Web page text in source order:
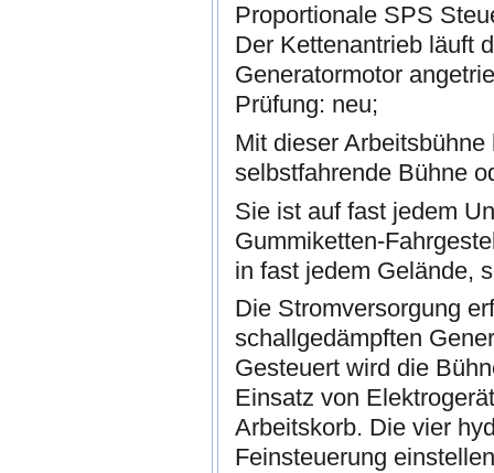
Proportionale SPS
Der Kettenantrieb läuft
Generatormotor
Prüfung: neu;
Mit dieser
selbstfahrende Bühne
Sie ist auf fast jedem
Gummiketten-
in fast jedem Gelände,
Die Stromversorgung
schallgedämpften
Gesteuert wird die
Einsatz von
Arbeitskorb. Die vier
Feinsteuerung